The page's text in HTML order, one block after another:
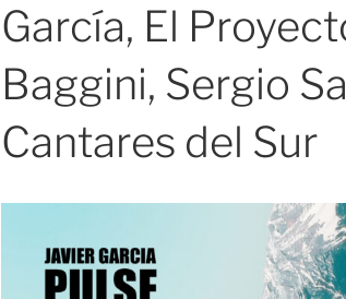
García, El
Baggini, Sergio
Cantares del Sur